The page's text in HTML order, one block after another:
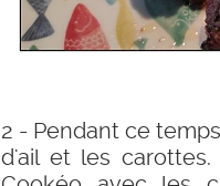
2 - Pendant ce
d'ail et les